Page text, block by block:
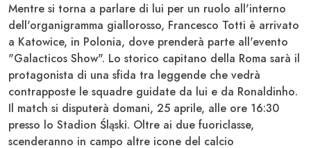
Mentre si torna a parlare di lui per un ruolo all'interno
dell'organigramma giallorosso, Francesco Totti è arrivato
a Katowice, in Polonia, dove prenderà parte all'evento
"Galacticos Show". Lo storico capitano della Roma sarà il
protagonista di una sfida tra leggende che vedrà
contrapposte le squadre guidate da lui e da Ronaldinho.
Il match si disputerà domani, 25 aprile, alle ore 16:30
presso lo Stadion Śląski. Oltre ai due fuoriclasse,
scenderanno in campo altre icone del calcio